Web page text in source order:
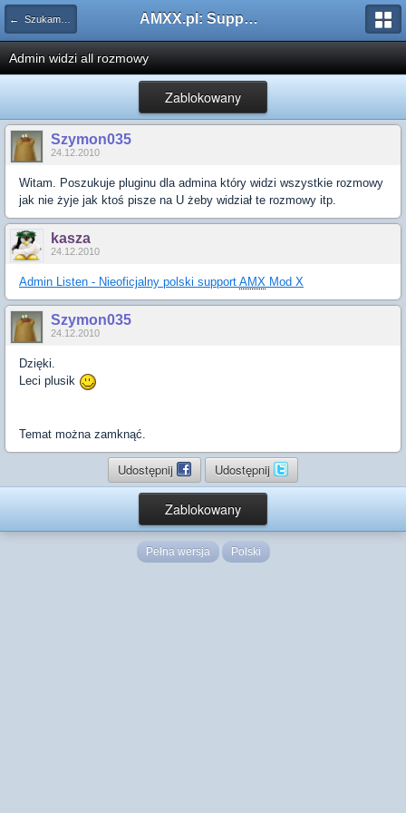
← Szukam pluginu AMXX.pl: Support AMX Mod X i SourceMod
Admin widzi all rozmowy
Zablokowany
Szymon035
24.12.2010
Witam. Poszukuje pluginu dla admina który widzi wszystkie rozmowy
jak nie żyje jak ktoś pisze na U żeby widział te rozmowy itp.
kasza
24.12.2010
Admin Listen - Nieoficjalny polski support AMX Mod X
Szymon035
24.12.2010
Dzięki.
Leci plusik
Temat można zamknąć.
Udostępnij Udostępnij
Zablokowany
Pełna wersja Polski